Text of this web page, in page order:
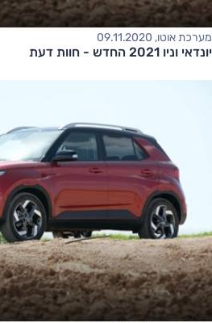
מערכת אוטו, 09.11.2020
יונדאי וניו 2021 החדש - חוות דעת